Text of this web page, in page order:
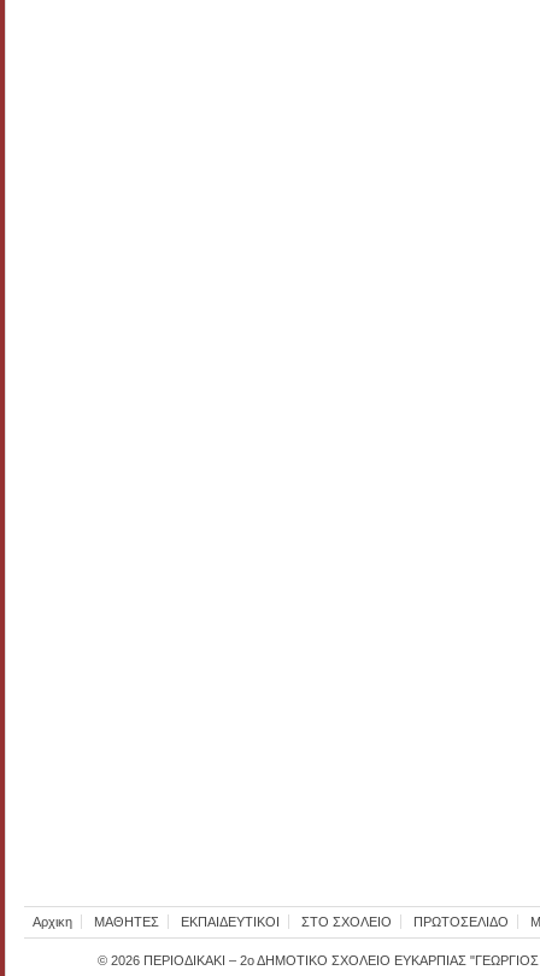
Αρχικη ΜΑΘΗΤΕΣ ΕΚΠΑΙΔΕΥΤΙΚΟΙ ΣΤΟ ΣΧΟΛΕΙΟ ΠΡΩΤΟΣΕΛΙΔΟ
© 2026 ΠΕΡΙΟΔΙΚΑΚΙ – 2ο ΔΗΜΟΤΙΚΟ ΣΧΟΛΕΙΟ ΕΥΚΑΡΠΙΑΣ